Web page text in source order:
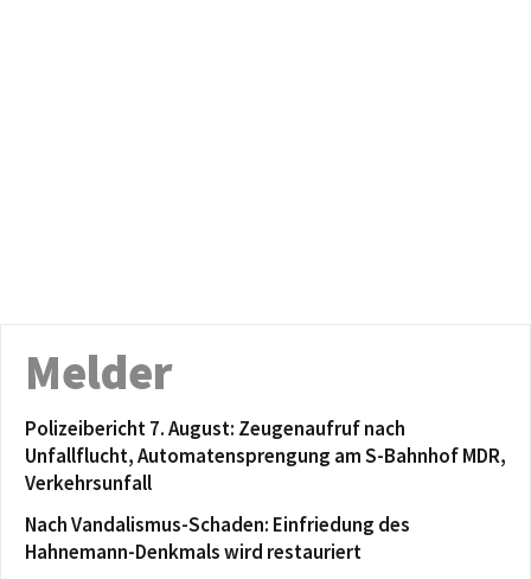
Melder
Polizeibericht 7. August: Zeugenaufruf nach
Unfallflucht, Automatensprengung am S-Bahnhof MDR,
Verkehrsunfall
Nach Vandalismus-Schaden: Einfriedung des
Hahnemann-Denkmals wird restauriert